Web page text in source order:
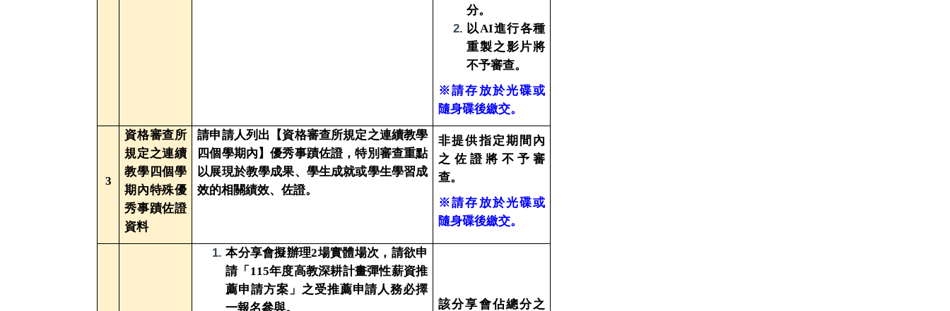
分。
以AI進行各種
重製之影片將
不予審查。
※請存放於光碟或
隨身碟後繳交。
3
資格審查所
規定之連續
教學四個學
期內特殊優
秀事蹟佐證
資料
請申請人列出【資格審查所規定之連續教學
四個學期內】優秀事蹟佐證，特別審查重點
以展現於教學成果、學生成就或學生學習成
效的相關績效、佐證。
非提供指定期間內
之佐證將不予審
查。
※請存放於光碟或
隨身碟後繳交。
本分享會擬辦理2場實體場次，請欲申
請「115年度高教深耕計畫彈性薪資推
薦申請方案」之受推薦申請人務必擇
一報名參與。
該分享會佔總分之